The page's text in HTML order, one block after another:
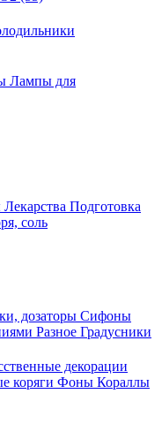
Лампы для
Лекарства Подготовка
соль
дозаторы Сифоны
Разное Градусники
декорации
коряги Фоны Кораллы